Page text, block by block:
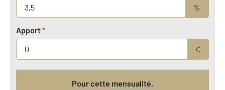
%
Apport*
€
Pour cette mensualité,